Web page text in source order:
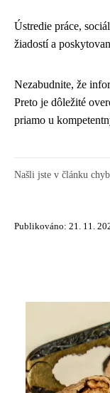
Ústredie práce,
žiadostí a
Nezabudnite, že
Preto je dôležité
priamo u
Našli jste v článku
Publikováno: 21. 11.